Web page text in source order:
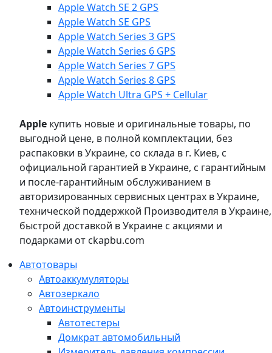
Apple Watch SE 2 GPS
Apple Watch SE GPS
Apple Watch Series 3 GPS
Apple Watch Series 6 GPS
Apple Watch Series 7 GPS
Apple Watch Series 8 GPS
Apple Watch Ultra GPS + Cellular
Apple купить новые и оригинальные товары, по
выгодной цене, в полной комплектации, без
распаковки в Украине, со склада в г. Киев, с
официальной гарантией в Украине, с гарантийным
и после-гарантийным обслуживанием в
авторизированных сервисных центрах в Украине,
технической поддержкой Производителя в Украине,
быстрой доставкой в Украине с акциями и
подарками от ckapbu.com
Автотовары
Автоаккумуляторы
Автозеркало
Автоинструменты
Автотестеры
Домкрат автомобильный